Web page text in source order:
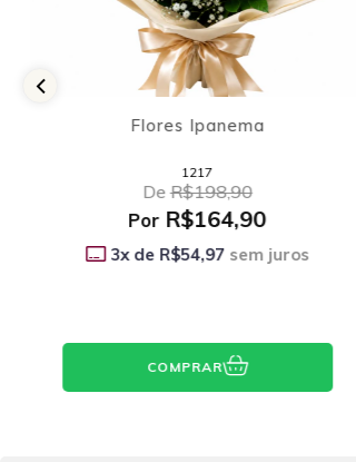
Buquê 3 Rosas, Girassol, Coração e
1612
De R$248,90
PorR$184,90
3x de R$61,63sem juros
COMPRAR